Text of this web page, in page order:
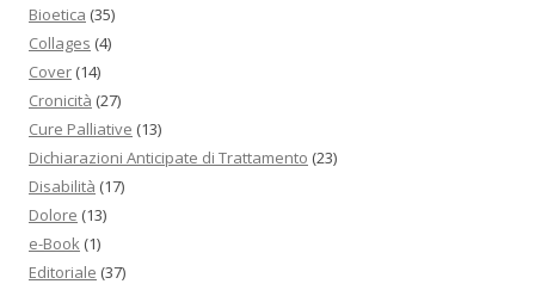
Bioetica (35)
Collages (4)
Cover (14)
Cronicità (27)
Cure Palliative (13)
Dichiarazioni Anticipate di Trattamento (23)
Disabilità (17)
Dolore (13)
e-Book (1)
Editoriale (37)